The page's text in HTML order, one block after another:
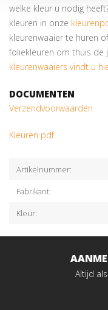
welke kleur u nodig
kleuren in onze
kleurenwaaier te huren
foliekleuren om thuis de
kleurenwaaiers vindt u
DOCUMENTEN
Verzendvoorwaarden
Kleuren pdf
Artikelnummer:
Fabrikant:
Kleur:
Altijd